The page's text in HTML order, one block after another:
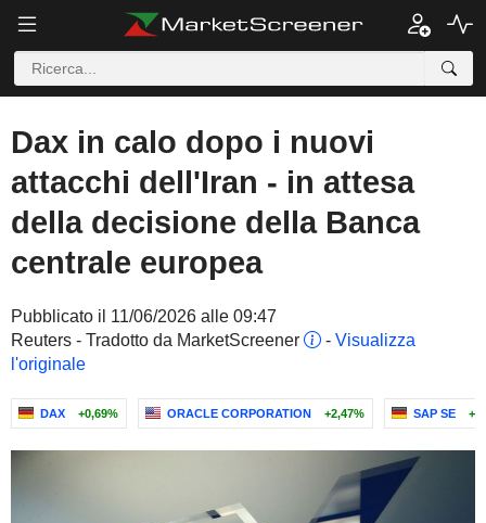
Dax in calo dopo i nuovi
attacchi dell'Iran - in attesa
della decisione della Banca
centrale europea
Pubblicato il 11/06/2026 alle 09:47
Reuters - Tradotto da MarketScreener
- Visualizza
l'originale
DAX +0,69% ORACLE CORPORATION +2,47% SAP SE